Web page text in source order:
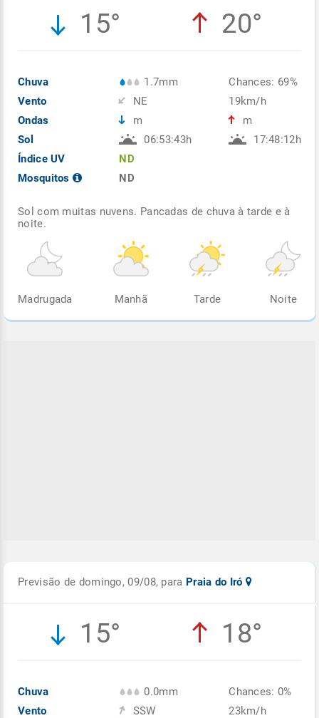
15° 20°
Chuva
Vento
Ondas
Sol
Índice UV
Mosquitos
1.7mm
NE
m
06:53:43h
ND
ND
Chances: 69%
19km/h
m
17:48:12h
Sol com muitas nuvens. Pancadas de chuva à tarde e à
noite.
Madrugada Manhã Tarde Noite
Previsão de domingo, 09/08, para Praia do Iró
15° 18°
Chuva
Vento
0.0mm
SSW
Chances: 0%
23km/h